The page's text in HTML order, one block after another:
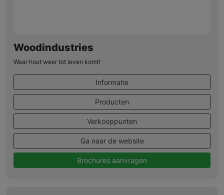
Woodindustries
Waar hout weer tot leven komt!
Informatie
Producten
Verkooppunten
Ga naar de website
Brochures aanvragen